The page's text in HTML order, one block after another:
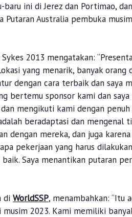
ini di Jerez dan Portimao,
Putaran Australia pembuka
2013 mengatakan:
yang menarik, banyak orang
dengan cara terbaik dan saya
bertemu sponsor kami dan
mengikuti kami dengan penuh
beradaptasi dan mengenal
dengan mereka, dan juga
pekerjaan yang harus
Saya menantikan putaran
di WorldSSP, menambahkan: “Itu
2023. Kami memiliki